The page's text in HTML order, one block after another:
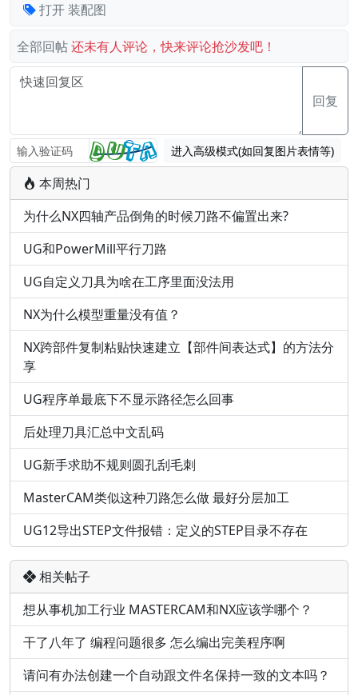
打开装配图
全部回帖还未有人评论，快来评论抢沙发吧！
回复
进入高级模式(如回复图片表情等)
本周热门
为什么NX四轴产品倒角的时候刀路不偏置出来?
UG和PowerMill平行刀路
UG自定义刀具为啥在工序里面没法用
NX为什么模型重量没有值？
NX跨部件复制粘贴快速建立【部件间表达式】的方法分
享
UG程序单最底下不显示路径怎么回事
后处理刀具汇总中文乱码
UG新手求助不规则圆孔刮毛刺
MasterCAM类似这种刀路怎么做 最好分层加工
UG12导出STEP文件报错：定义的STEP目录不存在
相关帖子
想从事机加工行业 MASTERCAM和NX应该学哪个？
干了八年了 编程问题很多 怎么编出完美程序啊
请问有办法创建一个自动跟文件名保持一致的文本吗？